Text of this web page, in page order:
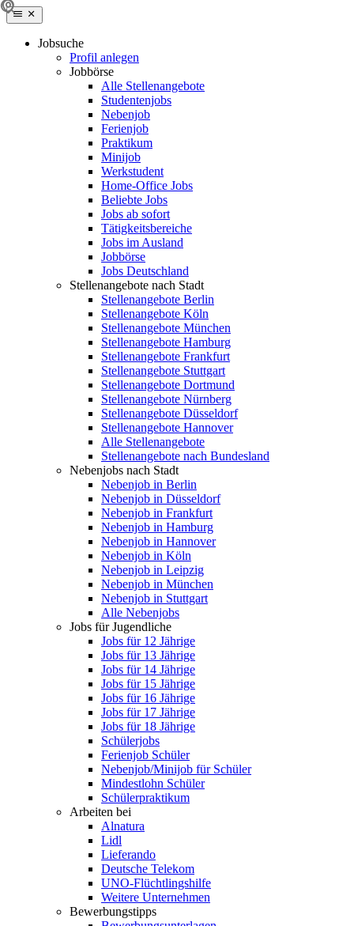
Jobsuche
Profil anlegen
Jobbörse
Alle Stellenangebote
Studentenjobs
Nebenjob
Ferienjob
Praktikum
Minijob
Werkstudent
Home-Office Jobs
Beliebte Jobs
Jobs ab sofort
Tätigkeitsbereiche
Jobs im Ausland
Jobbörse
Jobs Deutschland
Stellenangebote nach Stadt
Stellenangebote Berlin
Stellenangebote Köln
Stellenangebote München
Stellenangebote Hamburg
Stellenangebote Frankfurt
Stellenangebote Stuttgart
Stellenangebote Dortmund
Stellenangebote Nürnberg
Stellenangebote Düsseldorf
Stellenangebote Hannover
Alle Stellenangebote
Stellenangebote nach Bundesland
Nebenjobs nach Stadt
Nebenjob in Berlin
Nebenjob in Düsseldorf
Nebenjob in Frankfurt
Nebenjob in Hamburg
Nebenjob in Hannover
Nebenjob in Köln
Nebenjob in Leipzig
Nebenjob in München
Nebenjob in Stuttgart
Alle Nebenjobs
Jobs für Jugendliche
Jobs für 12 Jährige
Jobs für 13 Jährige
Jobs für 14 Jährige
Jobs für 15 Jährige
Jobs für 16 Jährige
Jobs für 17 Jährige
Jobs für 18 Jährige
Schülerjobs
Ferienjob Schüler
Nebenjob/Minijob für Schüler
Mindestlohn Schüler
Schülerpraktikum
Arbeiten bei
Alnatura
Lidl
Lieferando
Deutsche Telekom
UNO-Flüchtlingshilfe
Weitere Unternehmen
Bewerbungstipps